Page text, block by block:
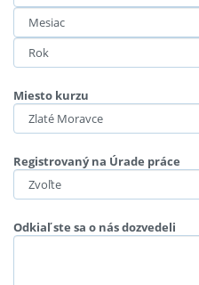
Miesto kurzu
Registrovaný na Úrade práce
Odkiaľ ste sa o nás dozvedeli